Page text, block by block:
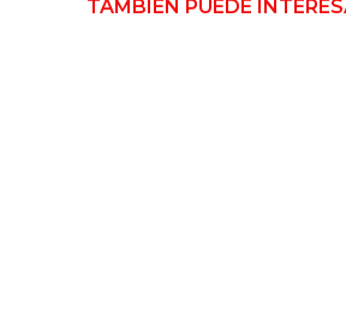
TAMBIÉN PUEDE